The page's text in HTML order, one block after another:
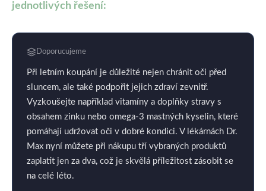
jednotlivých řešení:
Doporucujeme
Při letním koupání je důležité nejen chránit oči před
sluncem, ale také podpořit jejich zdraví zevnitř.
Vyzkoušejte například vitamíny a doplňky stravy s
obsahem zinku nebo omega-3 mastných kyselin, které
pomáhají udržovat oči v dobré kondici. V lékárnách Dr.
Max nyní můžete při nákupu tří vybraných produktů
zaplatit jen za dva, což je skvělá příležitost zásobit se
na celé léto.